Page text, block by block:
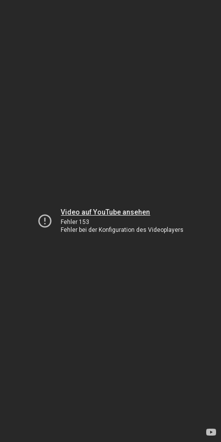
Video auf YouTube ansehen
Fehler 153
Fehler bei der Konfiguration des Videoplayers